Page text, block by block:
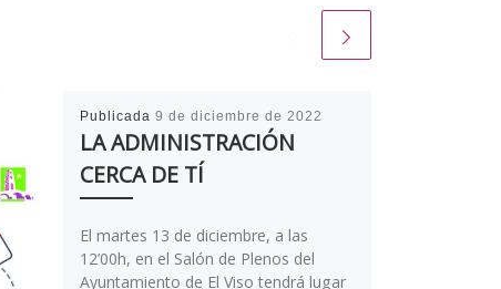
Publicada 9 de diciembre de 2022
LA ADMINISTRACIÓN
CERCA DE TÍ
El martes 13 de diciembre, a las
12’00h, en el Salón de Plenos del
Ayuntamiento de El Viso tendrá lugar